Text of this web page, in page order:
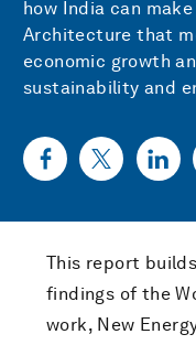
how India can
Architecture that
economic growth
sustainability and
This report
findings of the
work, New